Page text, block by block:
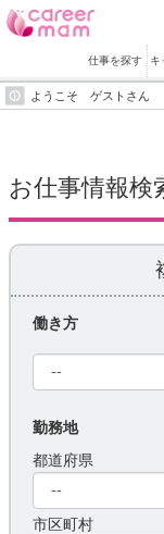
仕事を探す キ
ようこそ ゲストさん
お仕事情報検
働き方
勤務地
都道府県
市区町村